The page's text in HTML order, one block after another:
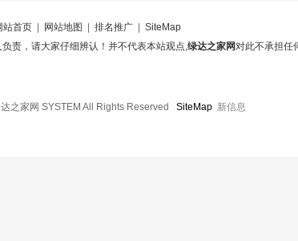
站首页 网站地图 排名推广
SiteMap
责，请大家仔细辨认！并不代表本站观点,绿达之家网对此不承担任
之家网 SYSTEM All Rights Reserved SiteMap 新信息